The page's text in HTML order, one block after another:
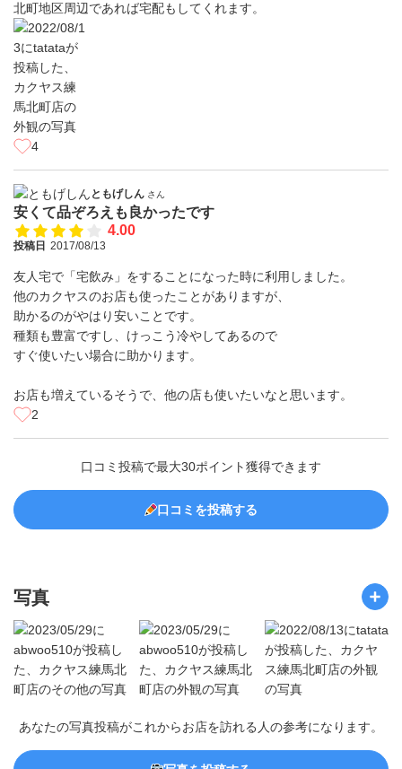
北町地区周辺であれば宅配もしてくれます。
4
ともげしん さん
安くて品ぞろえも良かったです
4.00
投稿日 2017/08/13
友人宅で「宅飲み」をすることになった時に利用しました。
他のカクヤスのお店も使ったことがありますが、
助かるのがやはり安いことです。
種類も豊富ですし、けっこう冷やしてあるので
すぐ使いたい場合に助かります。
お店も増えているそうで、他の店も使いたいなと思います。
2
口コミ投稿で最大30ポイント獲得できます
口コミを投稿する
写真
あなたの写真投稿がこれからお店を訪れる人の参考になります。